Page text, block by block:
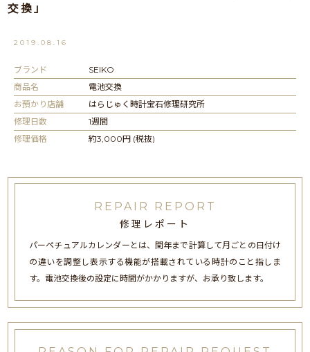
交換」
2019.08.16
ブランド
SEIKO
商品名
電池交換
お預かり店舗
はらじゅく時計宝石修理研究所
修理日数
1週間
修理価格
約3,000円 (税抜)
REPAIR REPORT
修理レポート
パーペチュアルカレンダーとは、閏年まで計算して月ごとの日付け
の違いを調整し表示する機能が搭載されている時計のこと指しま
す。電池交換後の設定に時間がかかりますが、お承り致します。